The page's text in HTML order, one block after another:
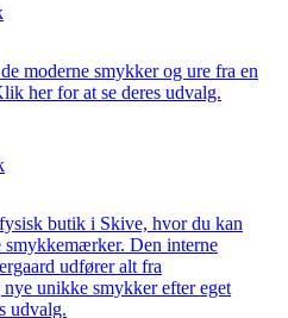
moderne smykker og ure fra en
her for at se deres udvalg.
butik i Skive, hvor du kan
Den interne
udfører alt fra
unikke smykker efter eget
udvalg.